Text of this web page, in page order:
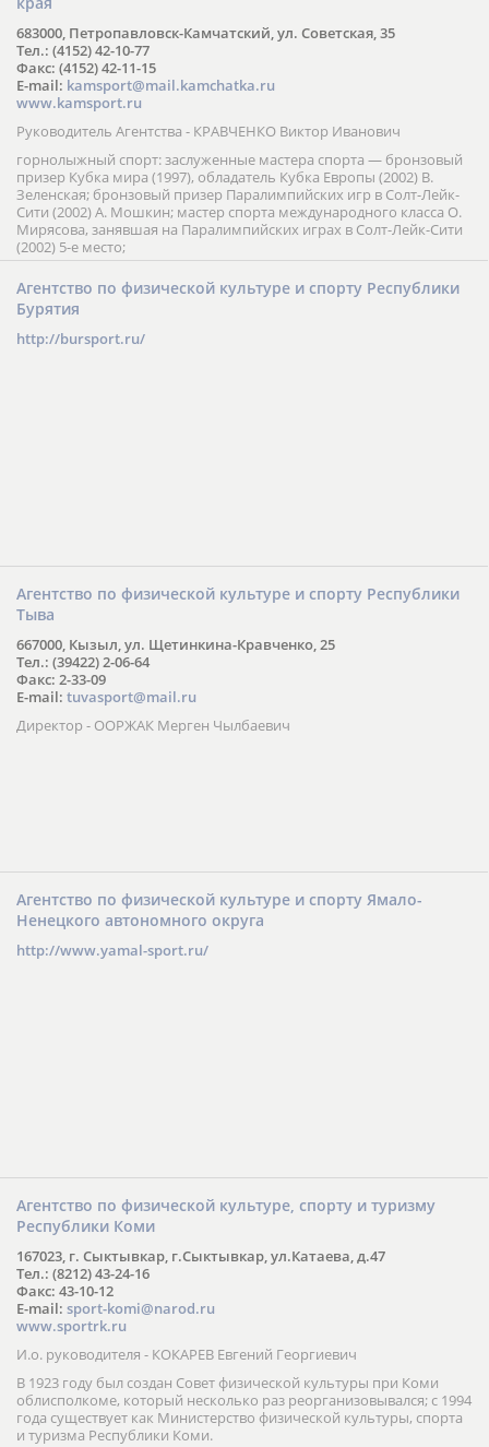
683000, Петропавловск-Камчатский, ул. Советская, 35
Тел.: (4152) 42-10-77
Факс: (4152) 42-11-15
E-mail: kamsport@mail.kamchatka.ru
www.kamsport.ru
Руководитель Агентства - КРАВЧЕНКО Виктор Иванович
горнолыжный спорт: заслуженные мастера спорта — бронзовый
призер Кубка мира (1997), обладатель Кубка Европы (2002) В.
Зеленская; бронзовый призер Паралимпийских игр в Солт-Лейк-
Сити (2002) А. Мошкин; мастер спорта международного класса О.
Мирясова, занявшая на Паралимпийских играх в Солт-Лейк-Сити
(2002) 5-е место;
Агентство по физической культуре и спорту Республики
Бурятия
http://bursport.ru/
Агентство по физической культуре и спорту Республики
Тыва
667000, Кызыл, ул. Щетинкина-Кравченко, 25
Тел.: (39422) 2-06-64
Факс: 2-33-09
E-mail: tuvasport@mail.ru
Директор - ООРЖАК Мерген Чылбаевич
Агентство по физической культуре и спорту Ямало-
Ненецкого автономного округа
http://www.yamal-sport.ru/
Агентство по физической культуре, спорту и туризму
Республики Коми
167023, г. Сыктывкар, г.Сыктывкар, ул.Катаева, д.47
Тел.: (8212) 43-24-16
Факс: 43-10-12
E-mail: sport-komi@narod.ru
www.sportrk.ru
И.о. руководителя - КОКАРЕВ Евгений Георгиевич
В 1923 году был создан Совет физической культуры при Коми
облисполкоме, который несколько раз реорганизовывался; с 1994
года существует как Министерство физической культуры, спорта
и туризма Республики Коми.